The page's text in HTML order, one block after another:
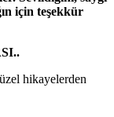
için teşekkür
hikayelerden